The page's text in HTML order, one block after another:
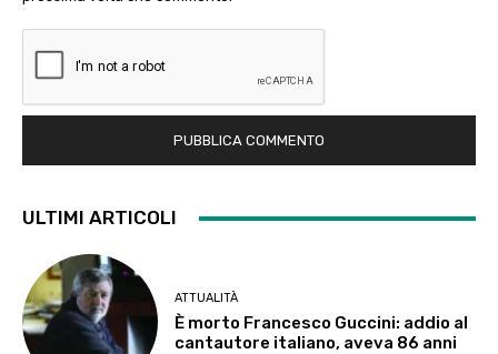
ULTIMI ARTICOLI
ATTUALITÀ
È morto Francesco Guccini: addio al
cantautore italiano, aveva 86 anni